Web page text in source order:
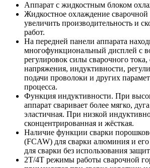
Аппарат с жидкостным блоком
Жидкостное охлаждение сварочной
увеличить производительность и
работ.
На передней панели аппарата
многофункциональный дисплей с
регулировок силы сварочного тока,
напряжения, индуктивности,
подачи проволоки и других
процесса.
Функция индуктивности. При
аппарат сваривает более мягко,
эластичная. При низкой
сконцентрированная и жёсткая.
Наличие функции сварки
(FCAW) для сварки алюминия и его
для сварки без использования
2Т/4Т режимы работы сварочной